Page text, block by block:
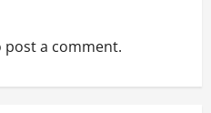
post a comment.